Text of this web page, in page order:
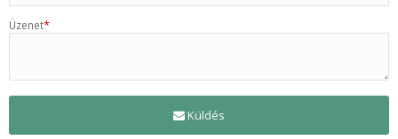
Üzenet*
Küldés